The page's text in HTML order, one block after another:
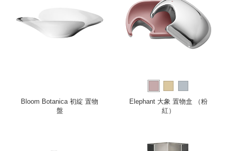
Bloom Botanica 初綻 置物
盤
Elephant 大象 置物盒 （粉
紅）